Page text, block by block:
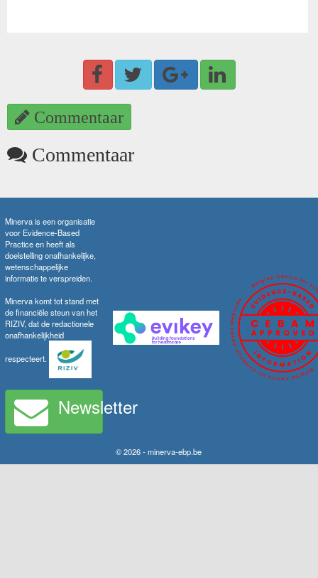
Commentaar
Commentaar
Minerva is een organisatie
voor Evidence-Based
Practice en heeft als
doelstelling onafhankelijke,
wetenschappelijke
informatie te verspreiden.
Minerva komt tot stand met
de financiële steun van het
RIZIV, dat de redactionele
onafhankelijkheid
respecteert.
Newsletter
© 2026 - minerva-ebp.be